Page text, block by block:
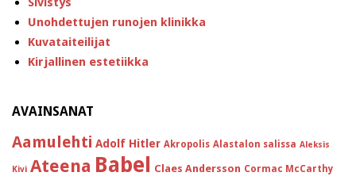
Unohdettujen runojen klinikka
Kuvataiteilijat
Kirjallinen estetiikka
AVAINSANAT
Aamulehti Adolf Hitler Akropolis Alastalon salissa Aleksis
Kivi Ateena Babel Claes Andersson Cormac McCarthy